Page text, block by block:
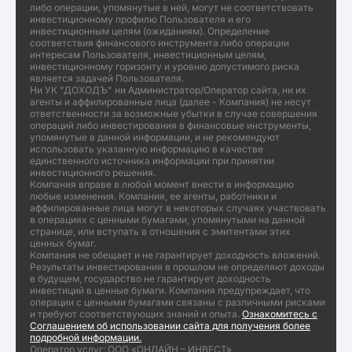
либо операции, упомянутые в ней, могут не соответствовать
инвестиционному профилю Пользователя и его
инвестиционным целям (ожиданиям). Определение
соответствия финансового инструмента либо операции
интересам Пользователя, инвестиционным целям,
инвестиционному горизонту и уровню допустимого риска
является задачей Пользователя.
Ни УК "ДОХОДЪ" ни Администратор/Оператор сайта, ни их
агенты и аффилированные лица (далее - Компания) не несут
ответственности за возможные убытки в случае совершения
операций либо инвестирования в финансовые инструменты,
упомянутые в данной информации, и не рекомендуют
использовать указанную информацию в качестве
единственного источника информации при принятии
инвестиционного решения.
Компания вправе в любой момент внести в информацию
любые изменения. Компания, ее агенты, работники и
аффилированные лица могут в некоторых случаях участвовать
в операциях с ценными бумагами, упомянутыми на данной
странице, или вступать в отношения с эмитентами этих
ценных бумаг.
Компания не обещает и не гарантирует доходность вложений.
Результаты инвестирования в прошлом не определяют доходы
в будущем, государство не гарантирует доходность
инвестиций в ценные бумаги. Компания предупреждает, что
операции с ценными бумагами связаны с различными рисками
и требуют соответствующих знаний и опыта. Ознакомитесь с
Соглашением об использовании сайта для получения более
подробной информации.
Оператор услуг: ООО «ОНЛАЙН – ИНВЕСТ»